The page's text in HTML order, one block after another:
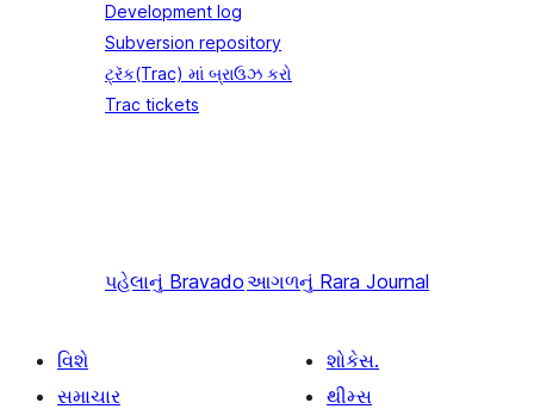
Development log
Subversion repository
ટ્રૅક(Trac) માં બ્રાઉઝ કરો
Trac tickets
પહેલાનું Bravadoઆગળનું Rara Journal
વિશે
સમાચાર
શોકેસ.
થીમ્સ